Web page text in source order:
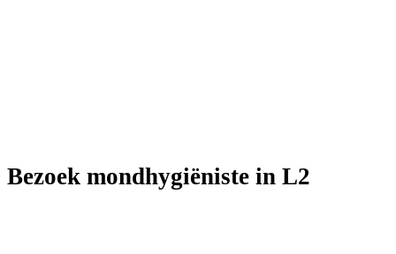
Bezoek mondhygiëniste in L2